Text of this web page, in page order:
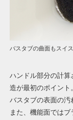
バスタブの曲面もスイ
ハンドル部分の計
造が最初のポイント。
バスタブの表面の汚
また、機能面では